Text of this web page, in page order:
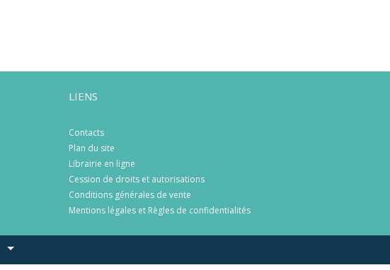
LIENS
Contacts
Plan du site
Librairie en ligne
Cession de droits et autorisations
Conditions générales de vente
Mentions légales et Règles de confidentialités